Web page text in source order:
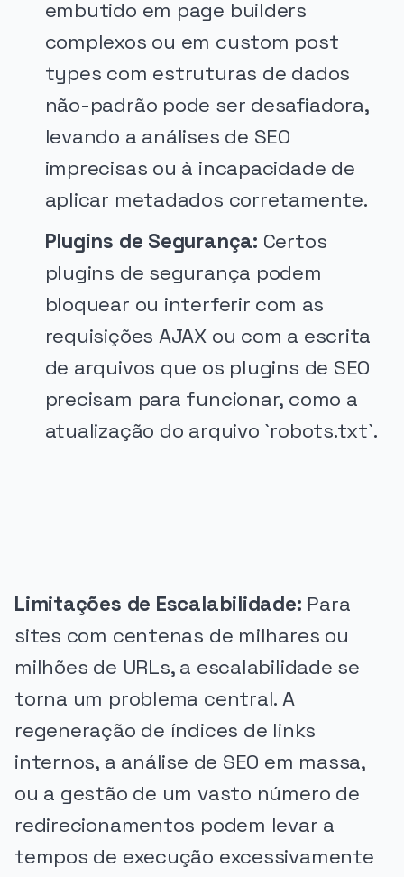
embutido em page builders
complexos ou em custom post
types com estruturas de dados
não-padrão pode ser desafiadora,
levando a análises de SEO
imprecisas ou à incapacidade de
aplicar metadados corretamente.
Plugins de Segurança: Certos
plugins de segurança podem
bloquear ou interferir com as
requisições AJAX ou com a escrita
de arquivos que os plugins de SEO
precisam para funcionar, como a
atualização do arquivo `robots.txt`.
Limitações de Escalabilidade: Para
sites com centenas de milhares ou
milhões de URLs, a escalabilidade se
torna um problema central. A
regeneração de índices de links
internos, a análise de SEO em massa,
ou a gestão de um vasto número de
redirecionamentos podem levar a
tempos de execução excessivamente